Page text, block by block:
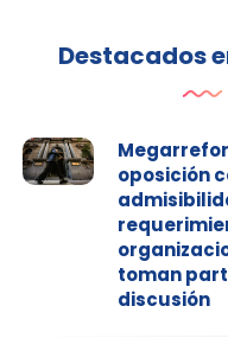
Destacados
oposición
toman
discusión